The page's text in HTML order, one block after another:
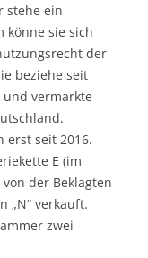
stehe ein
könne sie sich
der
beziehe seit
und vermarkte
erst seit 2016.
E (im
von der Beklagten
„N“ verkauft.
zwei